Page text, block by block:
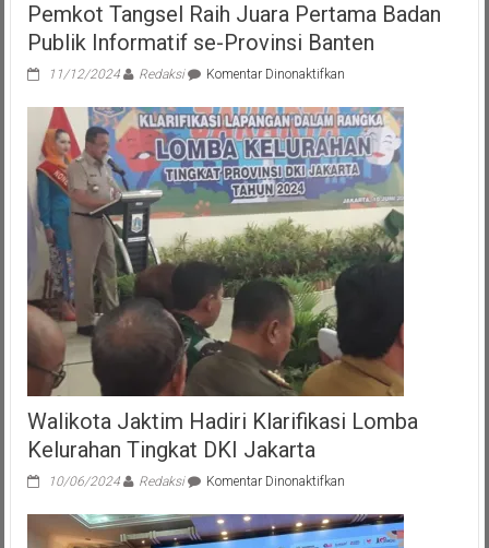
Pemkot Tangsel Raih Juara Pertama Badan
Publik Informatif se-Provinsi Banten
11/12/2024 Redaksi Komentar Dinonaktifkanpada
Tangsel
Raih
Juara
Pertama
Badan
Publik
Informatif
se-
Provinsi
Walikota Jaktim Hadiri Klarifikasi Lomba
Kelurahan Tingkat DKI Jakarta
10/06/2024 Redaksi Komentar Dinonaktifkanpada
Jaktim
Hadiri